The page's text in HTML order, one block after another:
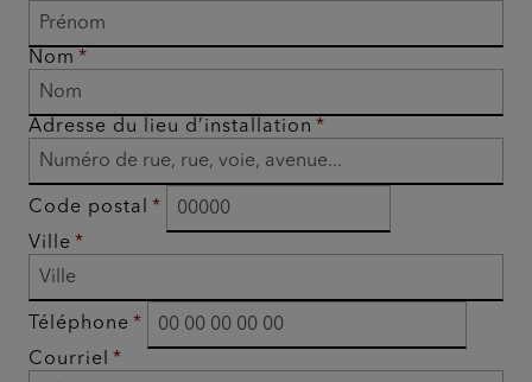
Nom
Adresse du lieu d’installation
Code postal
Ville
Téléphone
Courriel